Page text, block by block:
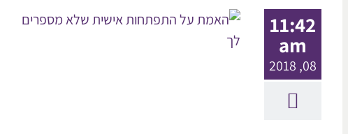
11:42
am
08, 2018